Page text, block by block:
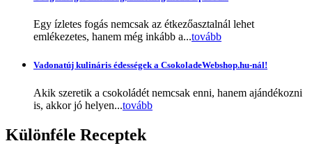
Egy ízletes fogás nemcsak az étkezőasztalnál lehet
emlékezetes, hanem még inkább a...tovább
Vadonatúj kulináris édességek a CsokoladeWebshop.hu-nál!
Akik szeretik a csokoládét nemcsak enni, hanem ajándékozni
is, akkor jó helyen...tovább
Különféle Receptek